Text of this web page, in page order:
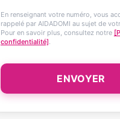
En renseignant votre numéro, vous
rappelé par AIDADOMI au sujet de
Pour en savoir plus, consultez notre
confidentialité]